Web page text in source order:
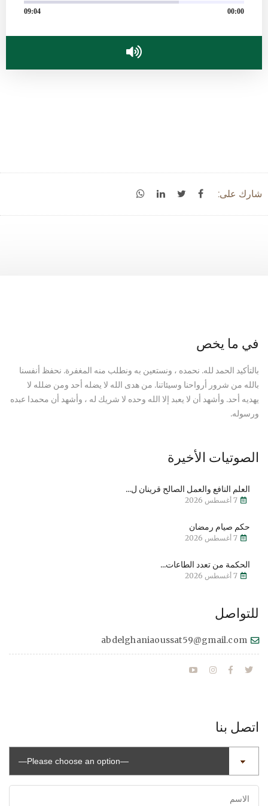
00:00
09:04
شارك على:
في ما يخص
بالتأكيد الحمد لله. نحمده ، ونستعين به ونطلب منه المغفرة. نحفظ أنفسنا
بالله من شرور أرواحنا وسيئاتنا. من هدى الله لا يضله أحد ومن ضلله لا
يهديه أحد. وأشهد أن لا يعبد إلا الله وحده لا شريك له ، وأشهد أن محمدا عبده
ورسوله.
الصوتيات الأخيرة
العلم النافع والعمل الصالح قرينان ل...
7 أغسطس 2026
حكم صيام رمضان
7 أغسطس 2026
الحكمة من تعدد الطاعات...
7 أغسطس 2026
للتواصل
abdelghaniaoussat59@gmail.com
اتصل بنا